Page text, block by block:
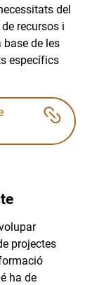
del
recursos i
base de les
específics
projectes
ha de